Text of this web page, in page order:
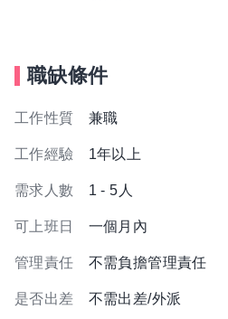
職缺條件
工作性質 兼職
工作經驗 1年以上
需求人數 1 - 5人
可上班日 一個月內
管理責任 不需負擔管理責任
是否出差 不需出差/外派